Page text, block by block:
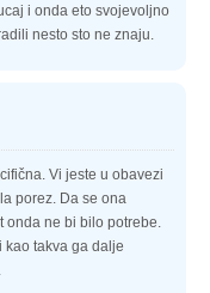
i onda eto svojevoljno
nesto sto ne znaju.
Vi jeste u obavezi
porez. Da se ona
ne bi bilo potrebe.
kao takva ga dalje